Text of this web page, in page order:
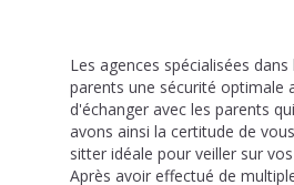
Les agences spécialisées
parents une sécurité optimale
d'échanger avec les parents
avons ainsi la certitude de
sitter idéale pour veiller sur
Après avoir effectué de